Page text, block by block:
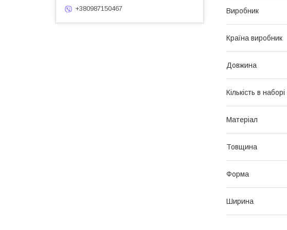
Виробник
Країна виробник
Довжина
Кількість в наборі
Матеріал
Товщина
Форма
Ширина
+380987150467